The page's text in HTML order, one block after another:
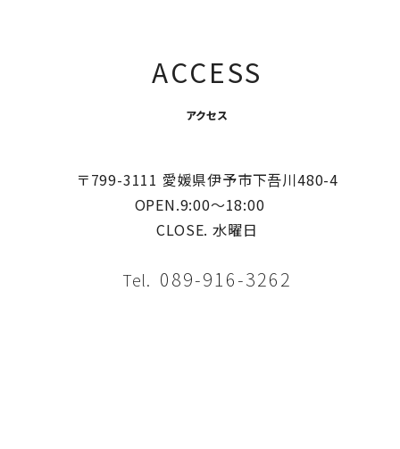
ACCESS
アクセス
〒799-3111 愛媛県伊予市下吾川480-4
OPEN.9:00〜18:00
CLOSE. 水曜日
Tel. 089-916-3262